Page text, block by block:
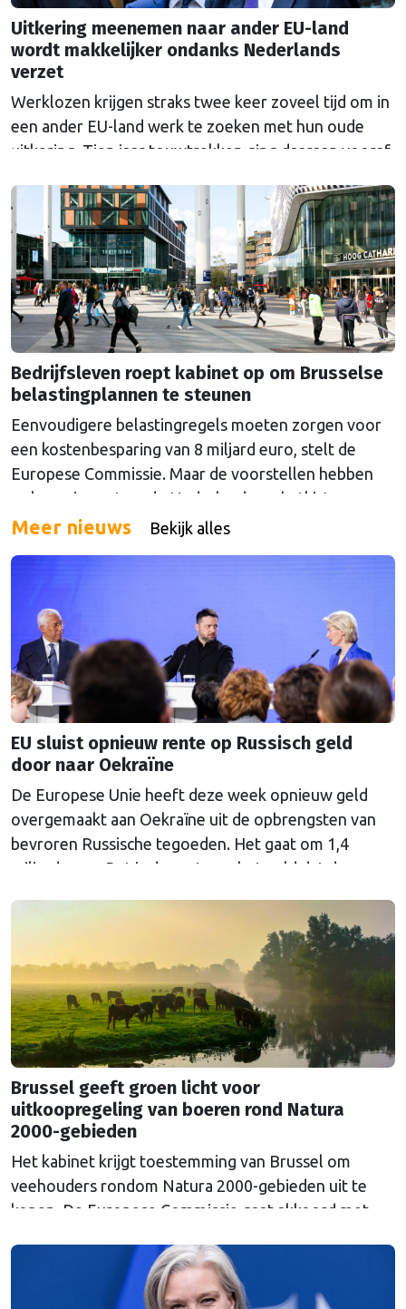
Uitkering meenemen naar ander EU-land
wordt makkelijker ondanks Nederlands
verzet
Werklozen krijgen straks twee keer zoveel tijd om in
een ander EU-land werk te zoeken met hun oude
uitkering. Tien jaar touwtrekken ging daaraan vooraf.
Bedrijfsleven roept kabinet op om Brusselse
belastingplannen te steunen
Eenvoudigere belastingregels moeten zorgen voor
een kostenbesparing van 8 miljard euro, stelt de
Europese Commissie. Maar de voorstellen hebben
ook een impact op de Nederlandse schatkist.
Meer nieuws Bekijk alles
EU sluist opnieuw rente op Russisch geld
door naar Oekraïne
De Europese Unie heeft deze week opnieuw geld
overgemaakt aan Oekraïne uit de opbrengsten van
bevroren Russische tegoeden. Het gaat om 1,4
miljard euro. Dat is de rente op het geld dat de
Euroclear parkeerde. De EU bevroor dat geld na de
Continued
Brussel geeft groen licht voor
uitkoopregeling van boeren rond Natura
2000-gebieden
Het kabinet krijgt toestemming van Brussel om
veehouders rondom Natura 2000-gebieden uit te
kopen. De Europese Commissie gaat akkoord met